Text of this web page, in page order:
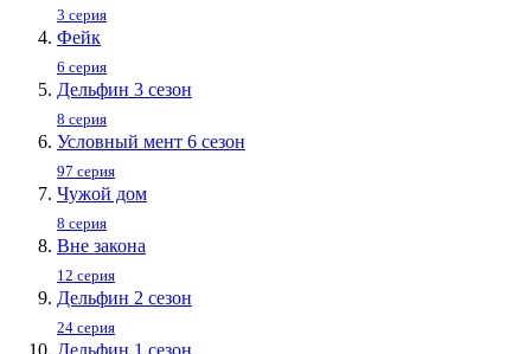
3 серия
Фейк
6 серия
Дельфин 3 сезон
8 серия
Условный мент 6 сезон
97 серия
Чужой дом
8 серия
Вне закона
12 серия
Дельфин 2 сезон
24 серия
Дельфин 1 сезон